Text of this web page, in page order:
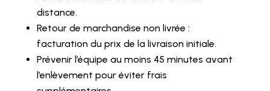
distance.
Retour de marchandise non livrée :
facturation du prix de la livraison initiale.
Prévenir l’équipe au moins 45 minutes avant
l’enlèvement pour éviter frais